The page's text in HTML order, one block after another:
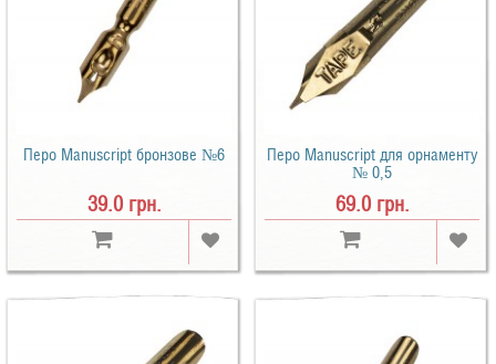
Перо Manuscript бронзове №6
39.0 грн.
Перо Manuscript для орнаменту
№ 0,5
69.0 грн.